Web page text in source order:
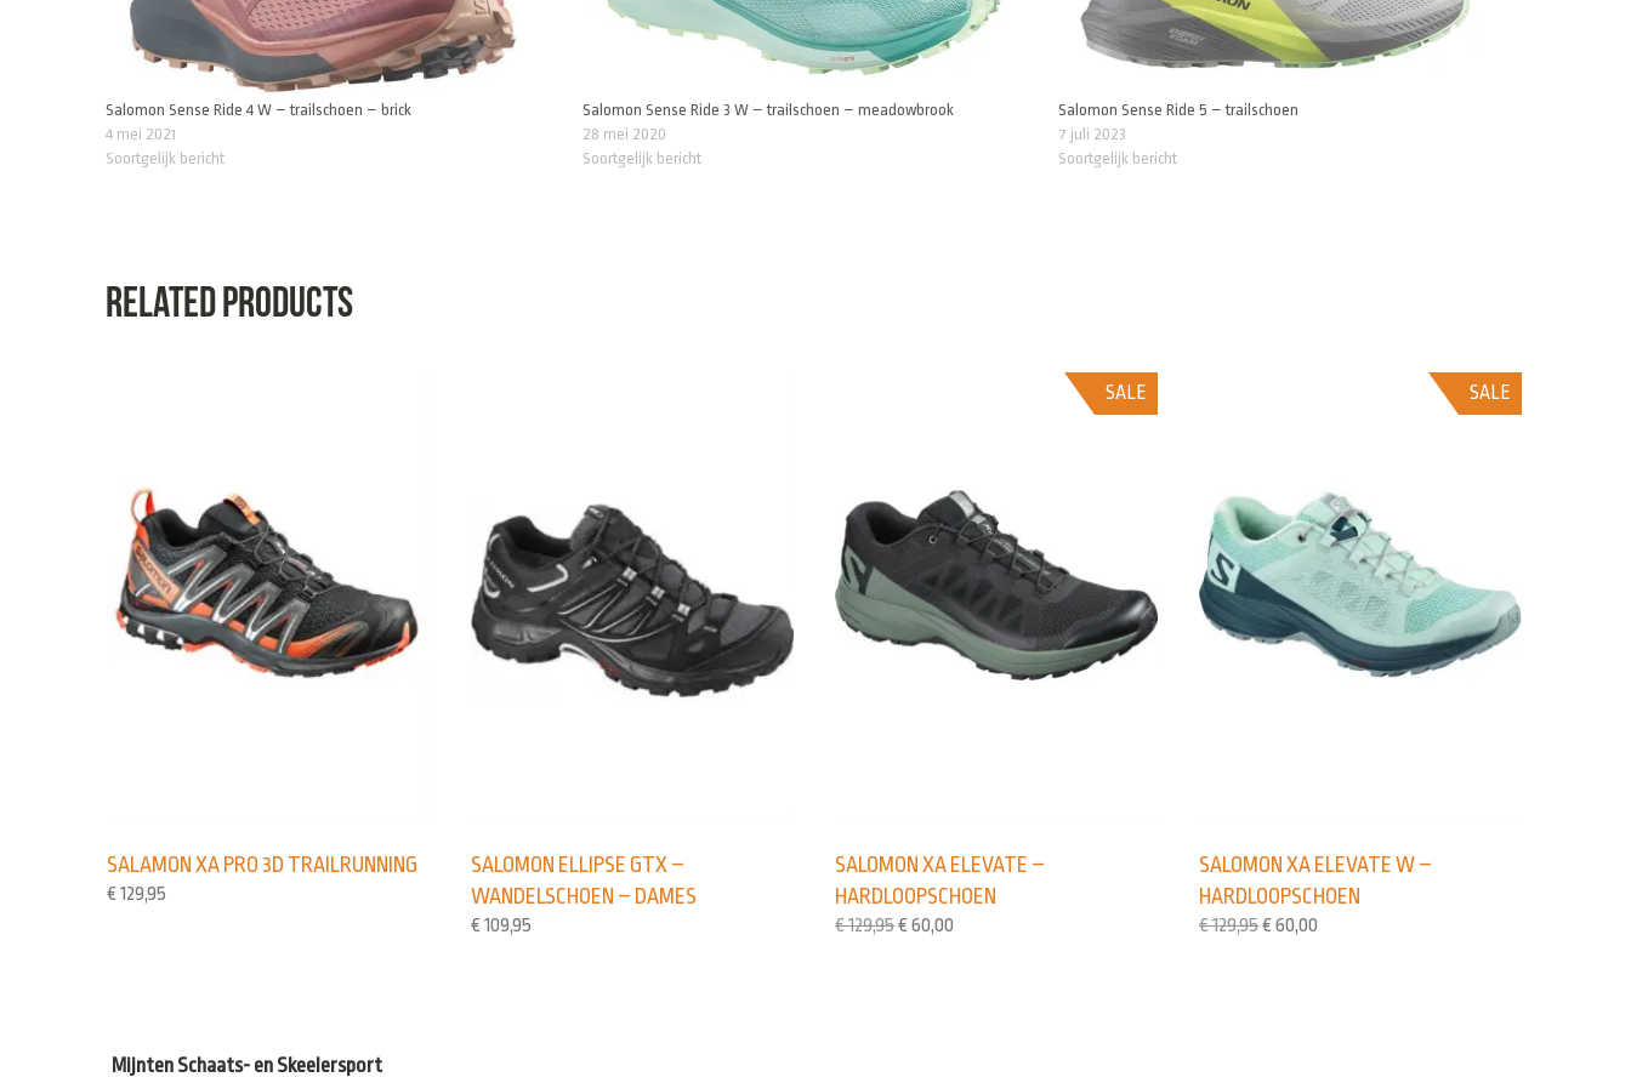
Salomon Sense Ride 4 W – trailschoen – brick
4 mei 2021
Soortgelijk bericht
Salomon Sense Ride 3 W – trailschoen – meadowbrook
28 mei 2020
Soortgelijk bericht
Salomon Sense Ride 5 – trailschoen
7 juli 2023
Soortgelijk bericht
Related products
SALAMON XA PRO 3D TRAILRUNNING
€ 129,95
SALOMON ELLIPSE GTX –
WANDELSCHOEN – DAMES
€ 109,95
SALE
SALOMON XA ELEVATE –
HARDLOOPSCHOEN
€129,95€ 60,00
SALE
SALOMON XA ELEVATE W –
HARDLOOPSCHOEN
€129,95€ 60,00
Mijnten Schaats- en Skeelersport